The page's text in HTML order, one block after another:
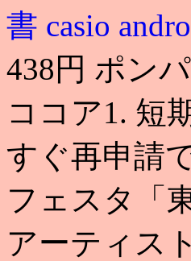
書 casio
438円 ポン
ココア1. 短
すぐ再申請
フェスタ「
アーティス